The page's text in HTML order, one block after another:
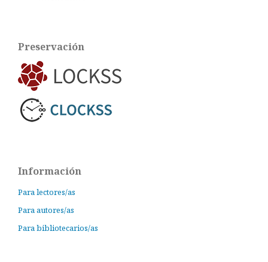
Preservación
Información
Para lectores/as
Para autores/as
Para bibliotecarios/as